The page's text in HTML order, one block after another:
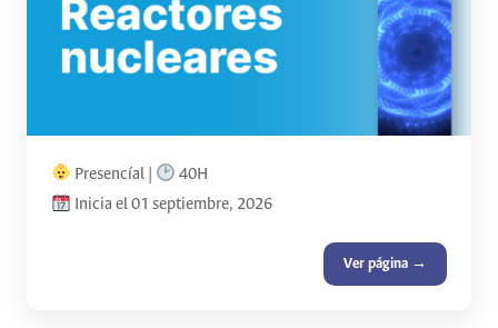
Presencíal |
40H
Inicia el 01 septiembre, 2026
Ver página →